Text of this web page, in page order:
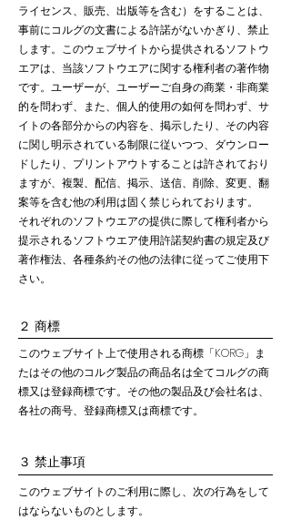
ライセンス、販売、出版等を含む）をすることは、
事前にコルグの文書による許諾がないかぎり、禁止
します。 このウェブサイトから提供されるソフトウ
エアは、当該ソフトウエアに関する権利者の著作物
です。ユーザーが、ユーザーご自身の商業・非商業
的を問わず、また、個人的使用の如何を問わず、サ
イトの各部分からの内容を、掲示したり、その内容
に関し明示されている制限に従いつつ、ダウンロー
ドしたり、プリントアウトすることは許されており
ますが、複製、配信、掲示、送信、削除、変更、翻
案等を含む他の利用は固く禁じられております。
それぞれのソフトウエアの提供に際して権利者から
提示されるソフトウエア使用許諾契約書の規定及び
著作権法、各種条約その他の法律に従ってご使用下
さい。
２ 商標
このウェブサイト上で使用される商標「KORG」ま
たはその他のコルグ製品の商品名は全てコルグの商
標又は登録商標です。その他の製品及び会社名は、
各社の商号、登録商標又は商標です。
３ 禁止事項
このウェブサイトのご利用に際し、次の行為をして
はならないものとします。